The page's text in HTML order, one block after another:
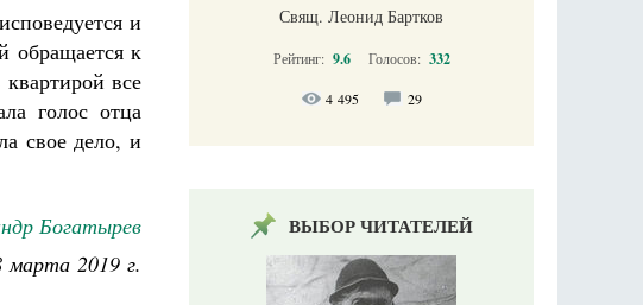
и
обращается к
все
голос отца
свое дело, и
Богатырев
марта 2019 г.
Свящ. Леонид Бартков
Рейтинг: 9.6 Голосов: 332
4 495 29
ВЫБОР ЧИТАТЕЛЕЙ